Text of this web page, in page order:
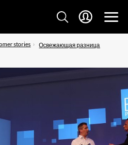
stories Освежающая разница